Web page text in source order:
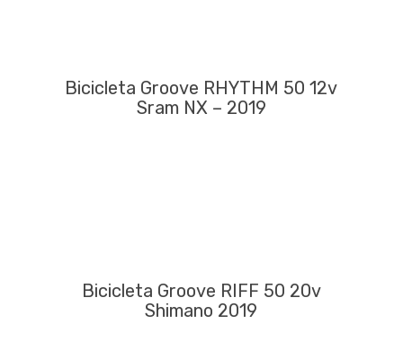
Bicicleta Groove RHYTHM 50 12v
Sram NX – 2019
Bicicleta Groove RIFF 50 20v
Shimano 2019